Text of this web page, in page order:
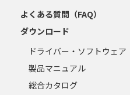
よくある質問（FAQ）
ダウンロード
ドライバー・ソフトウェア
製品マニュアル
総合カタログ